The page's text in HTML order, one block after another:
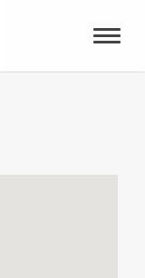
Toggle